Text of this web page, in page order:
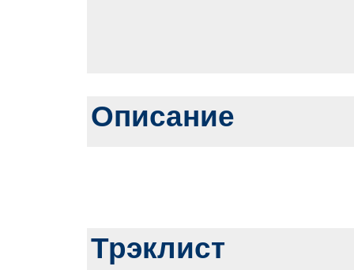
Описание
Трэклист